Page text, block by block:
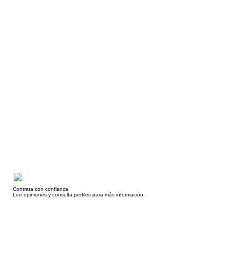
Contrata con confianza
Lee opiniones y consulta perfiles para más información.